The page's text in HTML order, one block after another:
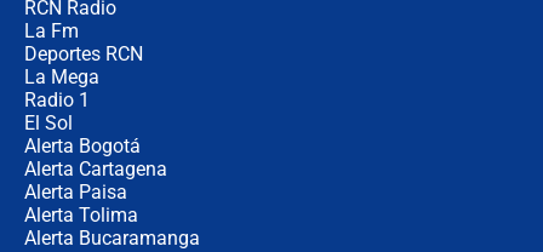
RCN Radio
La Fm
Deportes RCN
La Mega
Radio 1
El Sol
Alerta Bogotá
Alerta Cartagena
Alerta Paisa
Alerta Tolima
Alerta Bucaramanga